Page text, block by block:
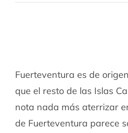
Fuerteventura es de
que el resto de las Islas
nota nada más aterrizar
de Fuerteventura parece